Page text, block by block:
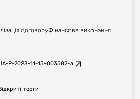
договоруФінансове виконання
P-2023-11-15-003582-a
торги